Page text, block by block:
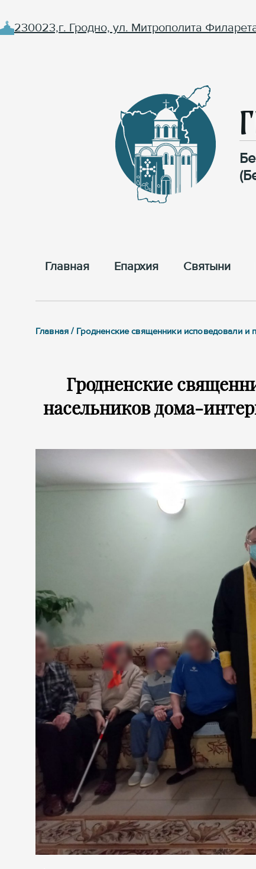
230023,г. Гродно, ул. Митрополита
Главная Епархия Cвятыни
Главная / Гродненские священники исповедовали и
Гродненские
насельников дома-